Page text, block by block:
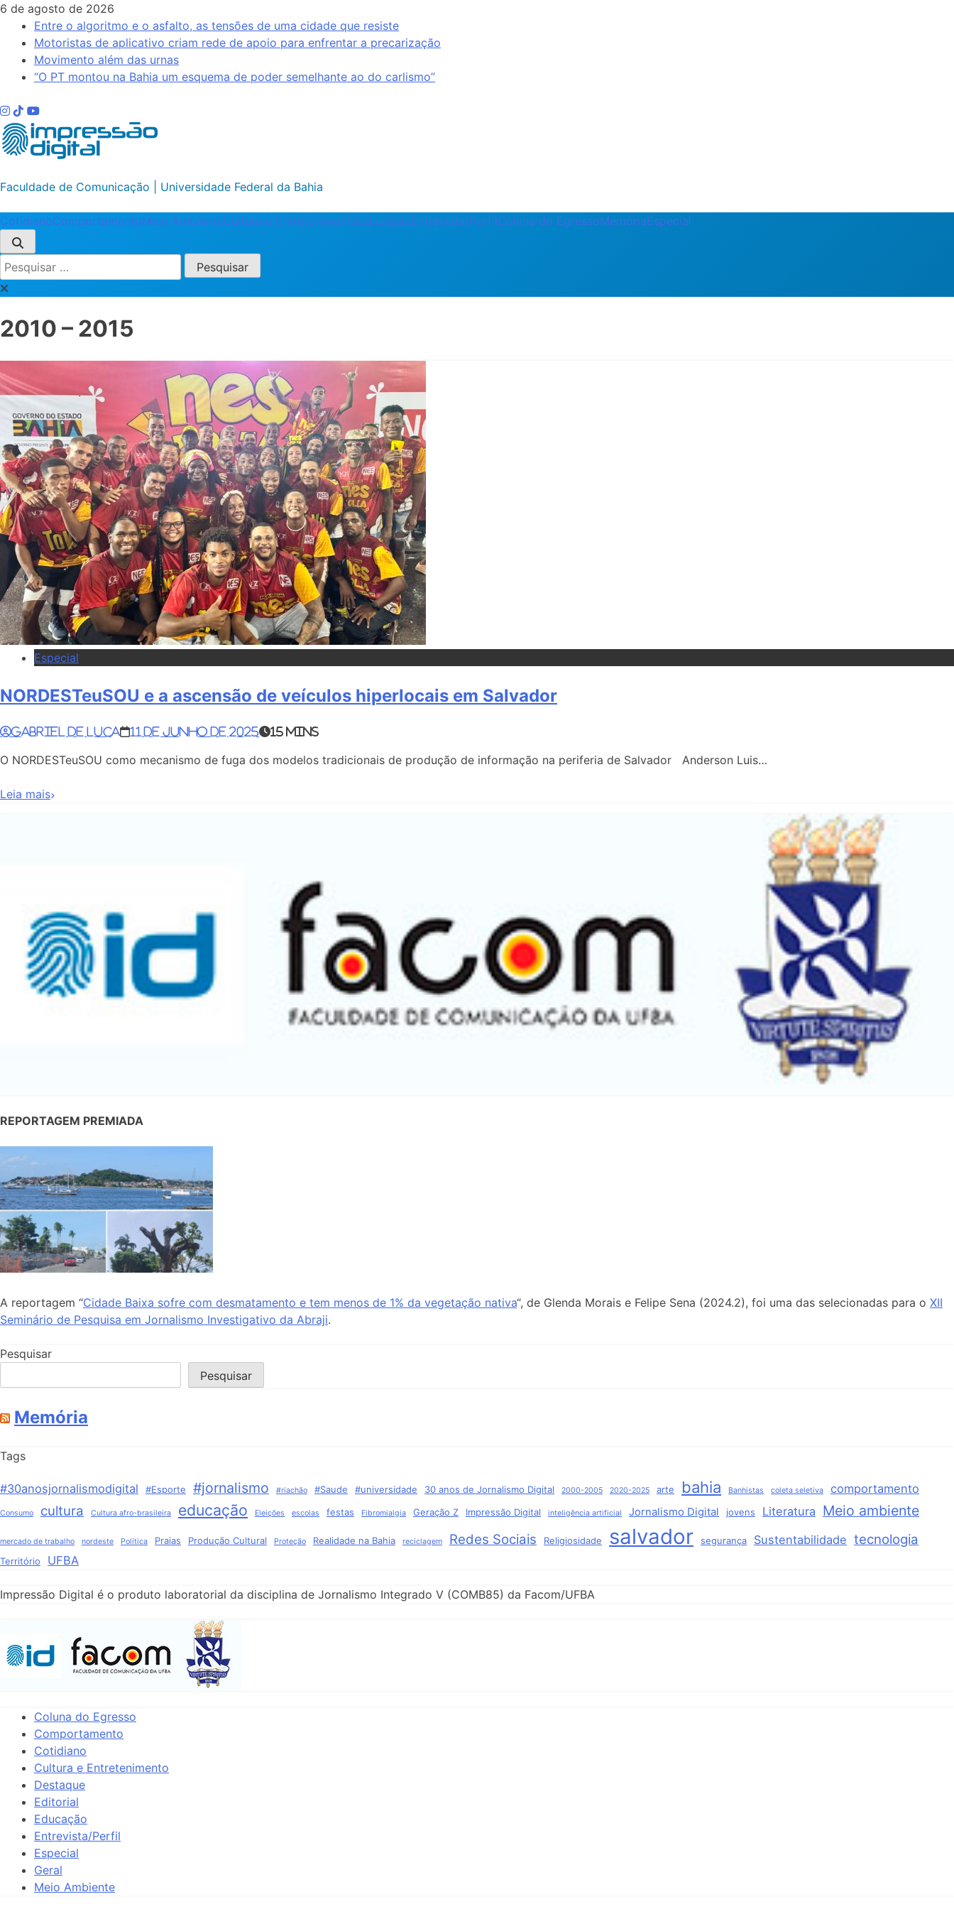
Skip
content
6 de agosto de 2026
Entre o algoritmo e o asfalto, as tensões de uma cidade que resiste
Motoristas de aplicativo criam rede de apoio para enfrentar a precarização
Movimento além das urnas
“O PT montou na Bahia um esquema de poder semelhante ao do carlismo”
Impressão Digital
Faculdade de Comunicação | Universidade Federal da Bahia
CotidianoComportamentoMeio AmbienteCultura e EntretenimentoEducaçãoEntrevista/PerfilColuna do EgressoMemóriaEspecial
Pesquisar
por:
2010 – 2015
Especial
NORDESTeuSOU e a ascensão de veículos hiperlocais em Salvador
Gabriel de Luca 11 de junho de 2025 15 mins
O NORDESTeuSOU como mecanismo de fuga dos modelos tradicionais de produção de informação na periferia de Salvador Anderson Luis…
Leia mais
REPORTAGEM PREMIADA
A reportagem “Cidade Baixa sofre com desmatamento e tem menos de 1% da vegetação nativa“, de Glenda Morais e Felipe Sena (2024.2), foi uma das selecionadas para o XII
Seminário de Pesquisa em Jornalismo Investigativo da Abraji.
Pesquisar
Pesquisar
Memória
Tags
#30anosjornalismodigital #Esporte #jornalismo #riachão #Saude #universidade 30 anos de Jornalismo Digital 2000-2005 2020-2025 arte bahia Banhistas coleta seletiva comportamento
Consumo cultura Cultura afro-brasileira educação Eleições escolas festas Fibromialgia Geração Z Impressão Digital inteligência artificial Jornalismo Digital jovens Literatura Meio ambiente
mercado de trabalho nordeste Política Praias Produção Cultural Proteção Realidade na Bahia reciclagem Redes Sociais Religiosidade salvador segurança Sustentabilidade tecnologia
Território UFBA
Impressão Digital é o produto laboratorial da disciplina de Jornalismo Integrado V (COMB85) da Facom/UFBA
Coluna do Egresso
Comportamento
Cotidiano
Cultura e Entretenimento
Destaque
Editorial
Educação
Entrevista/Perfil
Especial
Geral
Meio Ambiente